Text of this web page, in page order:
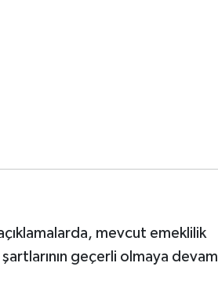
mevcut emeklilik
geçerli olmaya devam